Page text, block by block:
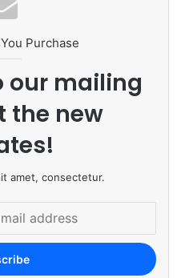
Purchase
our mailing
the new
amet, consectetur.